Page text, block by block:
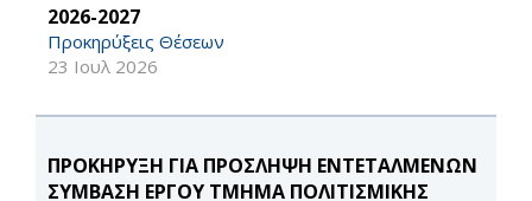
2026-2027
Προκηρύξεις Θέσεων
23 Ιουλ 2026
ΠΡΟΚΗΡΥΞΗ ΓΙΑ ΠΡΟΣΛΗΨΗ ΕΝΤΕΤΑΛΜΕΝΩΝ
ΣΥΜΒΑΣΗ ΕΡΓΟΥ ΤΜΗΜΑ ΠΟΛΙΤΙΣΜΙΚΗΣ